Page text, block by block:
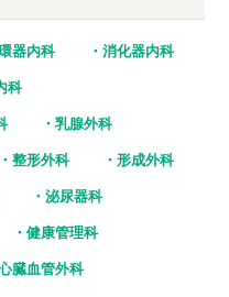
器内科 消化器内科
科
乳腺外科
整形外科 形成外科
泌尿器科
健康管理科
臓血管外科